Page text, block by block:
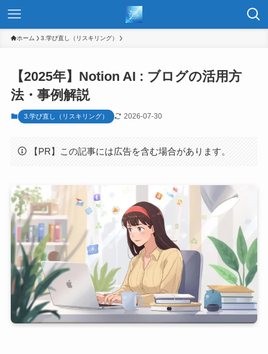
ホーム 3.学び直し（リスキリング）
【2025年】Notion AI : ブログの活用方
法・事例解説
3.学び直し（リスキリング） 2026-07-30
【PR】この記事には広告を含む場合があります。